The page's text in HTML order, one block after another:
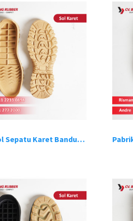
Pabrik Sol Sepatu Karet Bandung 20